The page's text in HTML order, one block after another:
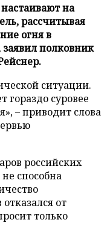
на
рассчитывая
огня в
полковник
ситуации.
гораздо суровее
– приводит слова
российских
способна
от
только